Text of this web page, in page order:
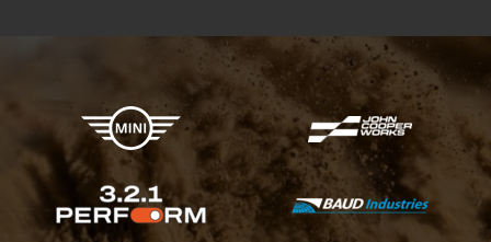
X-raid Partners